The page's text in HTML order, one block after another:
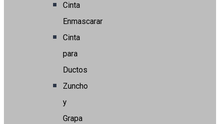
Cinta
Enmascarar
Cinta
para
Ductos
Zuncho
y
Grapa